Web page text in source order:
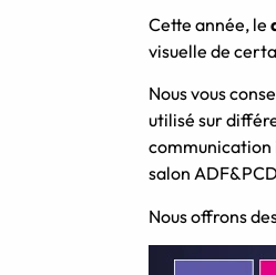
Cette année, le
visuelle de
Nous vous
utilisé sur
communication
salonADF&PCD
Nous offrons